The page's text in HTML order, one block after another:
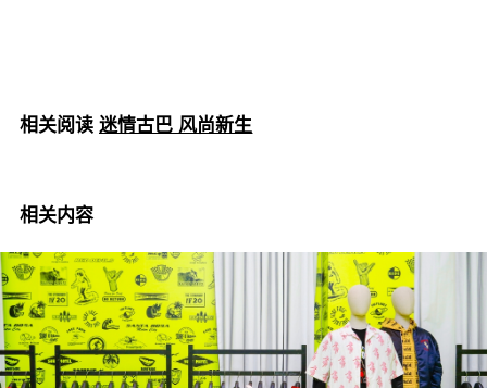
相关阅读 迷情古巴 风尚新生
相关内容